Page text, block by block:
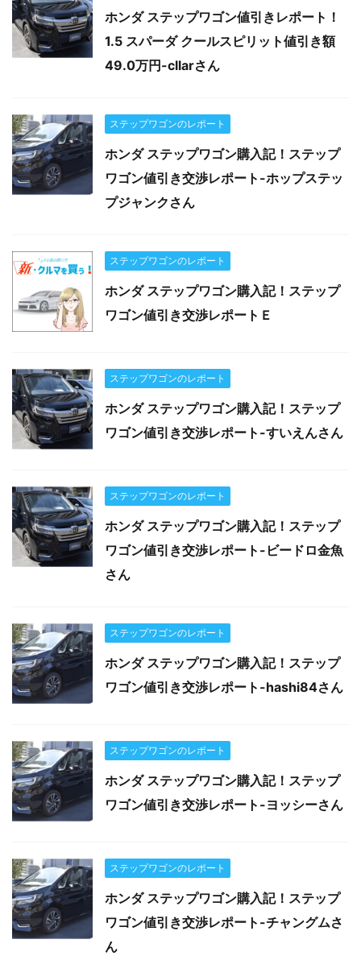
ホンダ ステップワゴン値引きレポート！
1.5 スパーダ クールスピリット値引き額
49.0万円-cllarさん
ステップワゴンのレポート
ホンダ ステップワゴン購入記！ステップ
ワゴン値引き交渉レポート-ホップステッ
プジャンクさん
ステップワゴンのレポート
ホンダ ステップワゴン購入記！ステップ
ワゴン値引き交渉レポートＥ
ステップワゴンのレポート
ホンダ ステップワゴン購入記！ステップ
ワゴン値引き交渉レポート-すいえんさん
ステップワゴンのレポート
ホンダ ステップワゴン購入記！ステップ
ワゴン値引き交渉レポート-ビードロ金魚
さん
ステップワゴンのレポート
ホンダ ステップワゴン購入記！ステップ
ワゴン値引き交渉レポート-hashi84さん
ステップワゴンのレポート
ホンダ ステップワゴン購入記！ステップ
ワゴン値引き交渉レポート-ヨッシーさん
ステップワゴンのレポート
ホンダ ステップワゴン購入記！ステップ
ワゴン値引き交渉レポート-チャングムさ
ん